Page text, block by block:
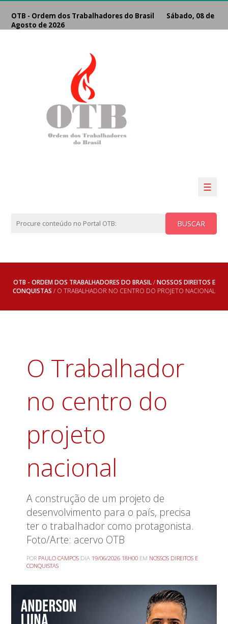
OTB - Ordem dos Trabalhadores do Brasil Sábado, 08 de
Agosto de 2026
☰
BUSCAR
OTB - ORDEM DOS TRABALHADORES DO BRASIL/NOSSOS DIREITOS E
CONQUISTAS / O TRABALHADOR NO CENTRO DO PROJETO NACIONAL
O Trabalhador
no centro do
projeto
nacional
A construção de um projeto de
desenvolvimento para o país, precisa
ter o trabalhador como protagonista.
Foto/Arte: acervo OTB
POR PAULO CAMPOS DIA 19/06/2026 18H00 EM NOSSOS DIREITOS E
CONQUISTAS